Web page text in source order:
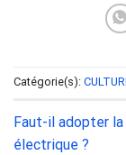
Catégorie(s):
Faut-il adopter
électrique ?